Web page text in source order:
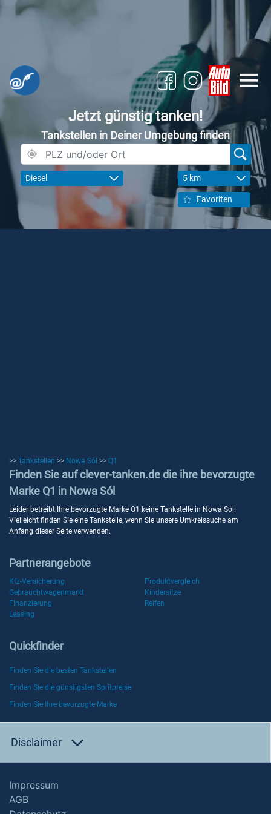
Jetzt günstig tanken!
Tankstellen in Deiner Umgebung finden
Diesel 5 km
Favoriten
>> Tankstellen >> Nowa Sól >> Q1
Finden Sie auf clever-tanken.de die ihre bevorzugte
Marke Q1 in Nowa Sól
Leider betreibt Ihre bevorzugte Marke Q1 keine Tankstelle in Nowa Sól.
Vielleicht finden Sie eine Tankstelle, wenn Sie unsere Umkreissuche am
Anfang dieser Seite verwenden.
Partnerangebote
Kfz-Versicherung
Produktvergleich
Gebrauchtwagenmarkt
Kindersitze
Finanzierung
Reifen
Leasing
Quickfinder
Finden Sie die besten Tankstellen
Finden Sie die günstigsten Spritpreise
Finden Sie Ihre bevorzugte Marke
Disclaimer
Impressum
AGB